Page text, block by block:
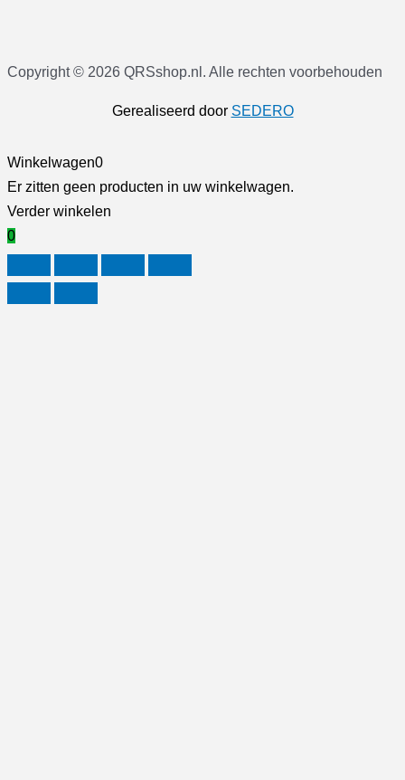
Copyright © 2026 QRSshop.nl. Alle rechten voorbehouden
Gerealiseerd door SEDERO
Winkelwagen0
Er zitten geen producten in uw winkelwagen.
Verder winkelen
0